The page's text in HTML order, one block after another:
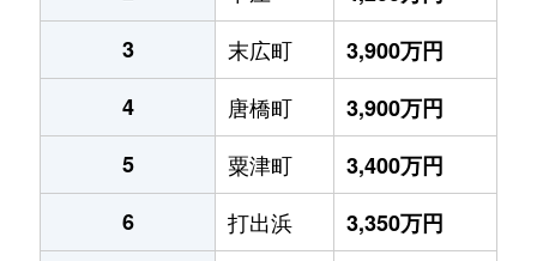
3
末広町
3,900万円
4
唐橋町
3,900万円
5
粟津町
3,400万円
6
打出浜
3,350万円